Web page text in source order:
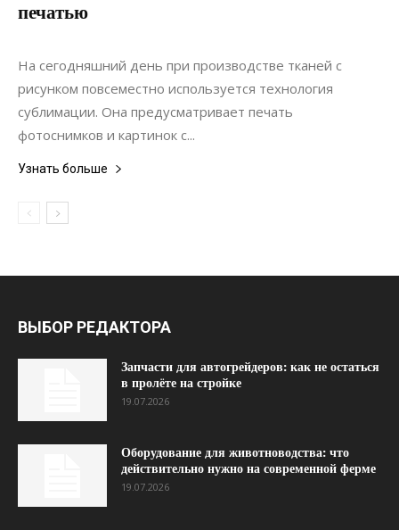
печатью
07.01.2022
На сегодняшний день при производстве тканей с
рисунком повсеместно используется технология
сублимации. Она предусматривает печать
фотоснимков и картинок с...
Узнать больше
ВЫБОР РЕДАКТОРА
Запчасти для автогрейдеров: как не остаться
в пролёте на стройке
19.07.2026
Оборудование для животноводства: что
действительно нужно на современной ферме
19.07.2026